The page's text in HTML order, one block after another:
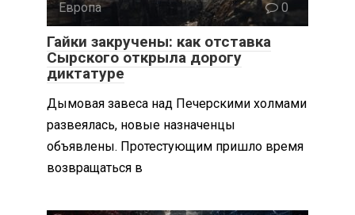
Европа 0
Гайки закручены: как отставка
Сырского открыла дорогу
диктатуре
Дымовая завеса над Печерскими холмами
развеялась, новые назначенцы
объявлены. Протестующим пришло время
возвращаться в